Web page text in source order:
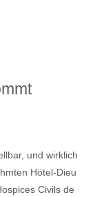
und wirklich
Hötel-Dieu
Civils de